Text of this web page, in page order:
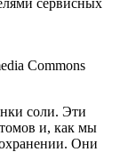
сервисных
Commons
соли. Эти
и, как мы
Они